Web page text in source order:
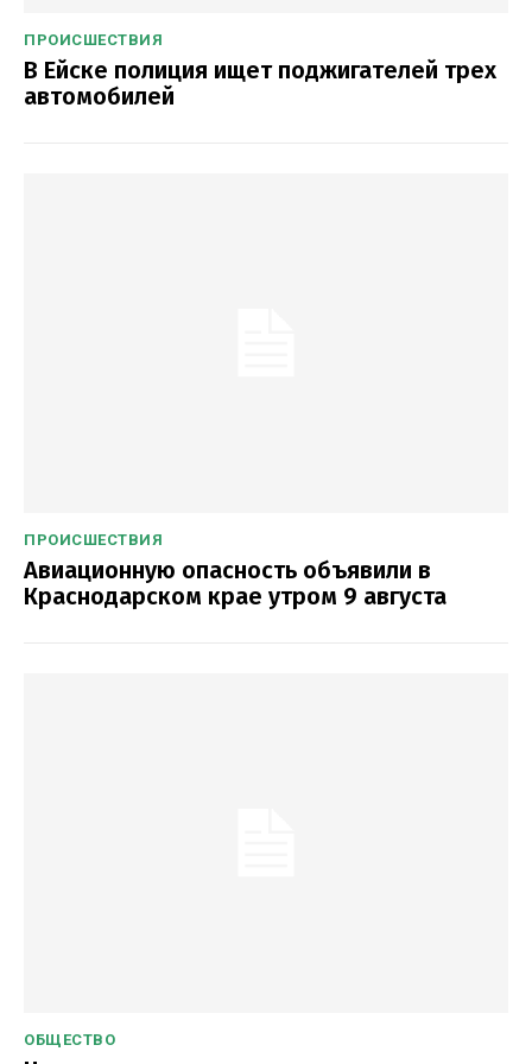
ПРОИСШЕСТВИЯ
В Ейске полиция ищет поджигателей трех
автомобилей
ПРОИСШЕСТВИЯ
Авиационную опасность объявили в
Краснодарском крае утром 9 августа
ОБЩЕСТВО